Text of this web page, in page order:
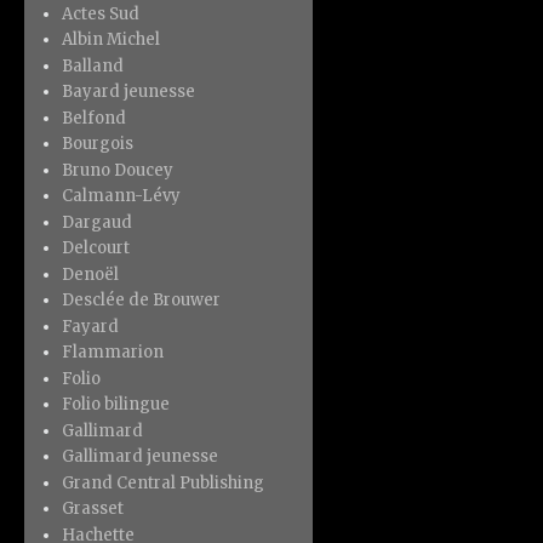
Actes Sud
Albin Michel
Balland
Bayard jeunesse
Belfond
Bourgois
Bruno Doucey
Calmann-Lévy
Dargaud
Delcourt
Denoël
Desclée de Brouwer
Fayard
Flammarion
Folio
Folio bilingue
Gallimard
Gallimard jeunesse
Grand Central Publishing
Grasset
Hachette